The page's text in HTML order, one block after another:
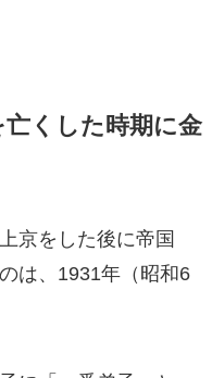
くした時期に金
京をした後に帝国
は、1931年（昭和6